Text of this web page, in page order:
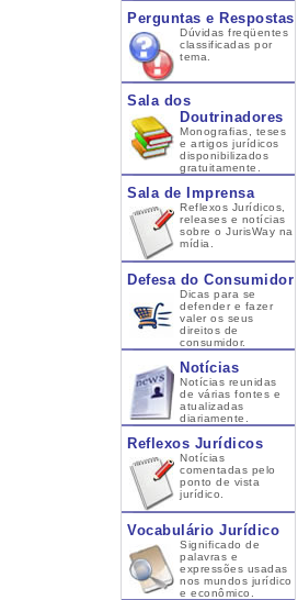
Perguntas e Respostas
Dúvidas freqüentes
classificadas por
tema.
Sala dos
Doutrinadores
Monografias, teses
e artigos jurídicos
disponibilizados
gratuitamente.
Sala de Imprensa
Reflexos Jurídicos,
releases e notícias
sobre o JurisWay na
mídia.
Defesa do Consumidor
Dicas para se
defender e fazer
valer os seus
direitos de
consumidor.
Notícias
Notícias reunidas
de várias fontes e
atualizadas
diariamente.
Reflexos Jurídicos
Notícias
comentadas pelo
ponto de vista
jurídico.
Vocabulário Jurídico
Significado de
palavras e
expressões usadas
nos mundos jurídico
e econômico.